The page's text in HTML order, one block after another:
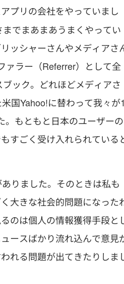
プリの会社をやっていまし
でまあまあうまくやってい
ッシャーさんやメディアさ
ァラー（Referrer）として全
ック。どれほどメディアさ
国Yahoo!に替わって我々が1
。もともと日本のユーザーの
すごく受け入れられている
りました。そのときは私も
大きな社会的問題になった
のは個人の情報獲得手段と
ースばかり流れ込んで意見
れる問題が出てきたりしま